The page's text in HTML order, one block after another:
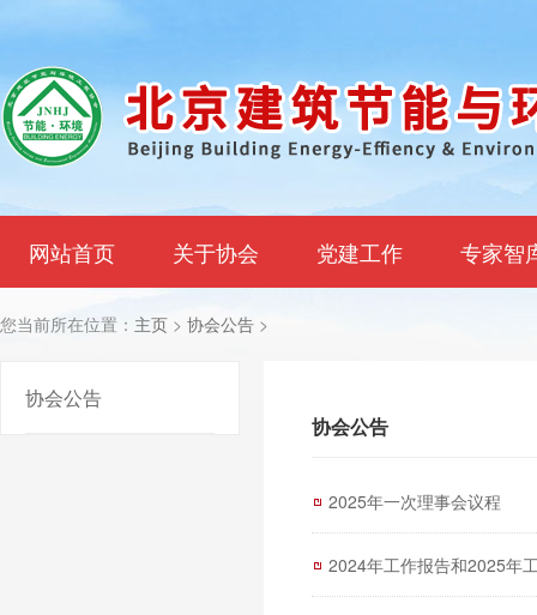
网站首页 关于协会 党建工作 专家智
您当前所在位置： 主页 > 协会公告 >
协会公告
协会公告
2025年一次理事会议程
2024年工作报告和2025年